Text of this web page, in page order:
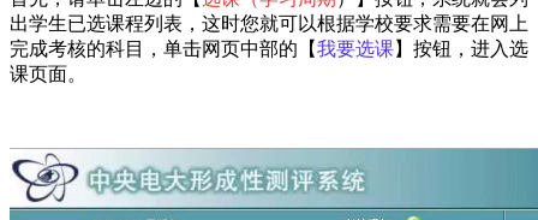
出学生已选课程列表，这时您就可以根据学校要求需要在网上
完成考核的科目，单击网页中部的【我要选课】按钮，进入选
课页面。